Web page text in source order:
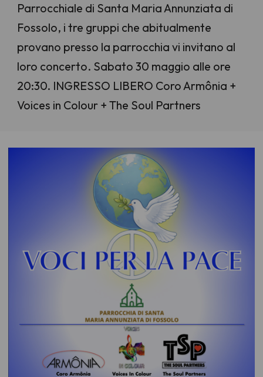
Parrocchiale di Santa Maria Annunziata di
Fossolo, i tre gruppi che abitualmente
provano presso la parrocchia vi invitano al
loro concerto. Sabato 30 maggio alle ore
20:30. INGRESSO LIBERO Coro Armônia +
Voices in Colour + The Soul Partners